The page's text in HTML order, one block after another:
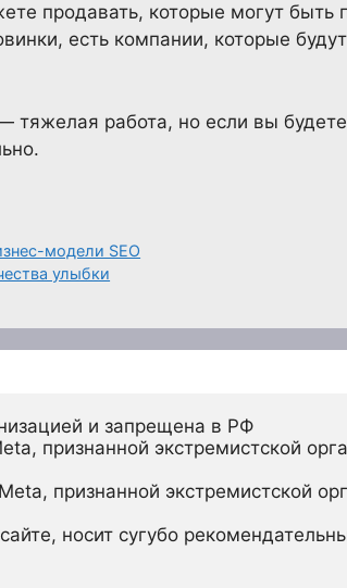
продавать, которые могут быть
есть компании, которые
тяжелая работа, но если вы
модели SEO
улыбки
и запрещена в РФ
признанной экстремистской
признанной экстремистской
носит сугубо